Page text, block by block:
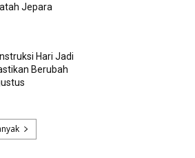
Jepara
Hari Jadi
Berubah